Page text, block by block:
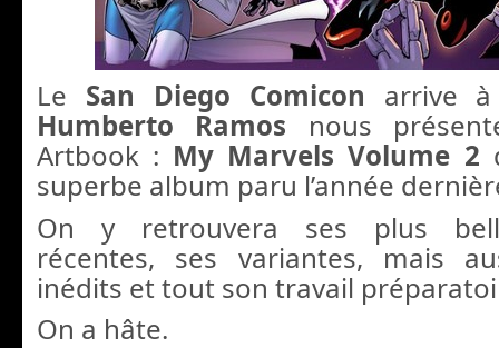
Le San Diego Comicon arrive
Humberto Ramos nous
Artbook : My Marvels Volume 2
superbe album paru l’année
On y retrouvera ses plus
récentes, ses variantes, mais
inédits et tout son travail
On a hâte.